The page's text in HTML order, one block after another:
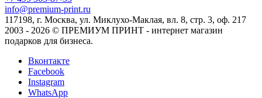
info@premium-print.ru
117198, г. Москва, ул. Миклухо-Маклая, вл. 8, стр. 3, оф. 217
2003 - 2026 © ПРЕМИУМ ПРИНТ - интернет магазин
подарков для бизнеса.
Вконтакте
Facebook
Instagram
WhatsApp